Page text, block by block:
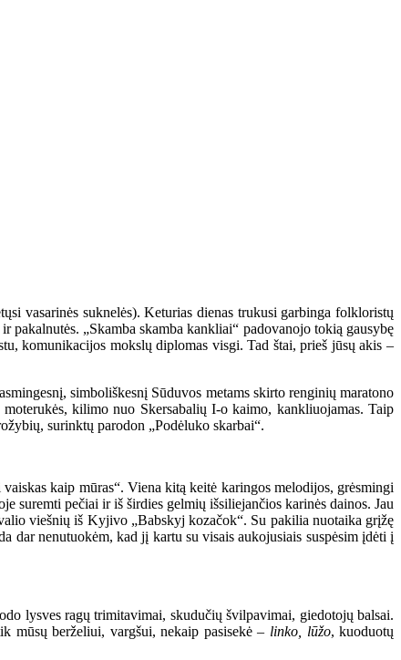
vasarinės suknelės). Keturias dienas trukusi garbinga folkloristų
„Skamba skamba kankliai“ padovanojo tokią gausybę
komunikacijos mokslų diplomas visgi. Tad štai, prieš jūsų akis –
simboliškesnį Sūduvos metams skirto renginių maratono
kilimo nuo Skersabalių I-o kaimo, kankliuojamas. Taip
surinktų parodon „Podėluko skarbai“.
kaip mūras“. Viena kitą keitė karingos melodijos, grėsmingi
suremti pečiai ir iš širdies gelmių išsiliejančios karinės dainos. Jau
viešnių iš Kyjivo „Babskyj kozačok“. Su pakilia nuotaika grįžę
dar nenutuokėm, kad jį kartu su visais aukojusiais suspėsim įdėti į
lysves ragų trimitavimai, skudučių švilpavimai, giedotojų balsai.
mūsų berželiui, vargšui, nekaip pasisekė – linko, lūžo, kuoduotų